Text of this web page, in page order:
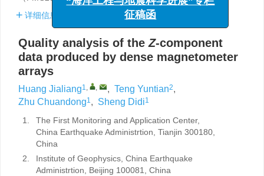
详细信息
Quality analysis of theZ-component
data produced by dense magnetometer
arrays
Huang Jialiang1, , , Teng Yuntian2,
Zhu Chuandong1, Sheng Didi1
1.
The First Monitoring and Application Center,
China Earthquake Administrtion, Tianjin 300180,
China
2.
Institute of Geophysics, China Earthquake
Administrtion, Beijing 100081, China
“海洋工程与地震科学进展”专栏
征稿函